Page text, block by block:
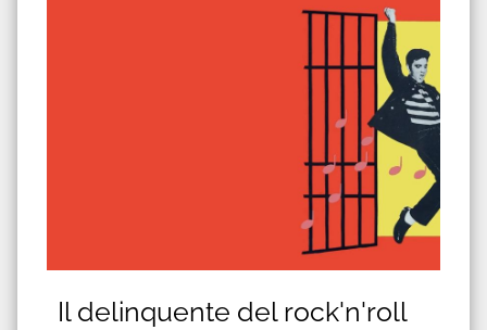
Il delinquente del rock'n'roll